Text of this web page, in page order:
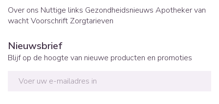
Over ons Nuttige links Gezondheidsnieuws Apotheker van
wachtVoorschrift Zorgtarieven
Nieuwsbrief
Blijf op de hoogte van nieuwe producten en promoties